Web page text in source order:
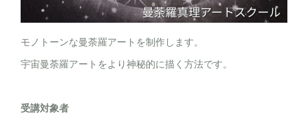
モノトーンな曼荼羅アートを制作します。
宇宙曼荼羅アートをより神秘的に描く方法です。
受講対象者